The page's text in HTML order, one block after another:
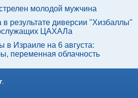
молодой мужчина
результате диверсии "Хизбаллы"
ЦАХАЛа
в Израиле на 6 августа:
переменная облачность